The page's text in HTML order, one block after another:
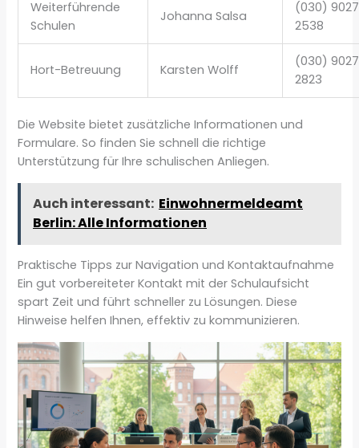
Weiterführende
Schulen
Johanna Salsa
(030)
2538
Hort-Betreuung Karsten Wolff
(030)
2823
Die Website bietet zusätzliche Informationen und
Formulare. So finden Sie schnell die richtige
Unterstützung für Ihre schulischen Anliegen.
Auch interessant: Einwohnermeldeamt
Berlin: Alle Informationen
Praktische Tipps zur Navigation und Kontaktaufnahme
Ein gut vorbereiteter Kontakt mit der Schulaufsicht
spart Zeit und führt schneller zu Lösungen. Diese
Hinweise helfen Ihnen, effektiv zu kommunizieren.